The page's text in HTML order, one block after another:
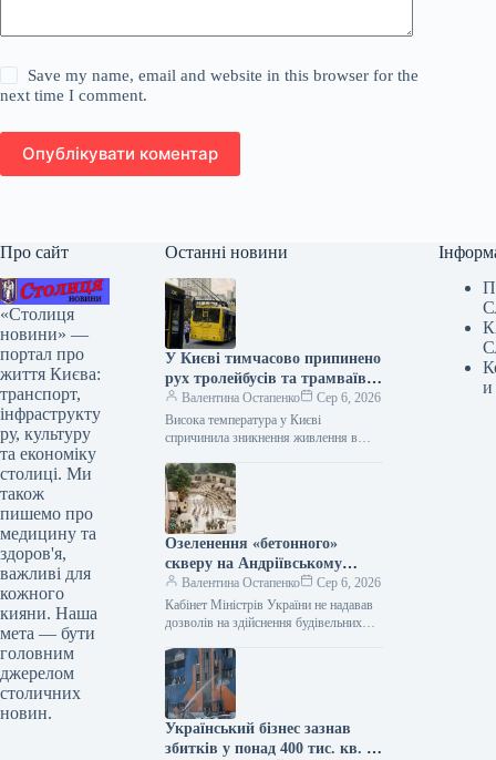
Save my name, email and website in this browser for the
next time I comment.
Опублікувати коментар
Про сайт
«Столиця
новини» —
портал про
життя Києва:
транспорт,
інфраструкту
ру, культуру
та економіку
столиці. Ми
також
пишемо про
медицину та
здоров'я,
важливі для
кожного
кияни. Наша
мета — бути
головним
джерелом
столичних
новин.
Останні новини
У Києві тимчасово припинено
рух тролейбусів та трамваїв
на низці маршрутів через
несправність контактних
мереж.
Валентина Остапенко
Сер 6, 2026
Висока температура у Києві
спричинила зникнення живлення в
та Голосіївському районах. Це стало
причиною затримок руху…
Озеленення «бетонного»
скверу на Андріївському
узвозі не узгоджували —
захисник пам’яток
Валентина Остапенко
Сер 6, 2026
Кабінет Міністрів України не надавав
дозволів на здійснення будівельних
мистецького осередку на
Андріївському узвозі в…
Український бізнес зазнав
збитків у понад 400 тис. кв. м
и